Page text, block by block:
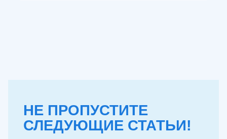
НЕ ПРОПУСТИТЕ
СЛЕДУЮЩИЕ СТАТЬИ!